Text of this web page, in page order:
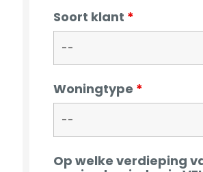
Soort klant *
Woningtype *
Op welke verdieping